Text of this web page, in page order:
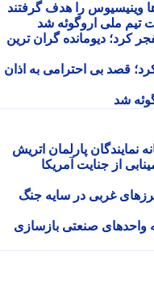
را هدف گرفتند
ملی اروگوئه شد
دیومانده گران ترین
بی احترامی به اذان
شد
پارلمان اتریش
از جنایت آمریکا
غربی در سایه جنگ
صنعتی بازسازی